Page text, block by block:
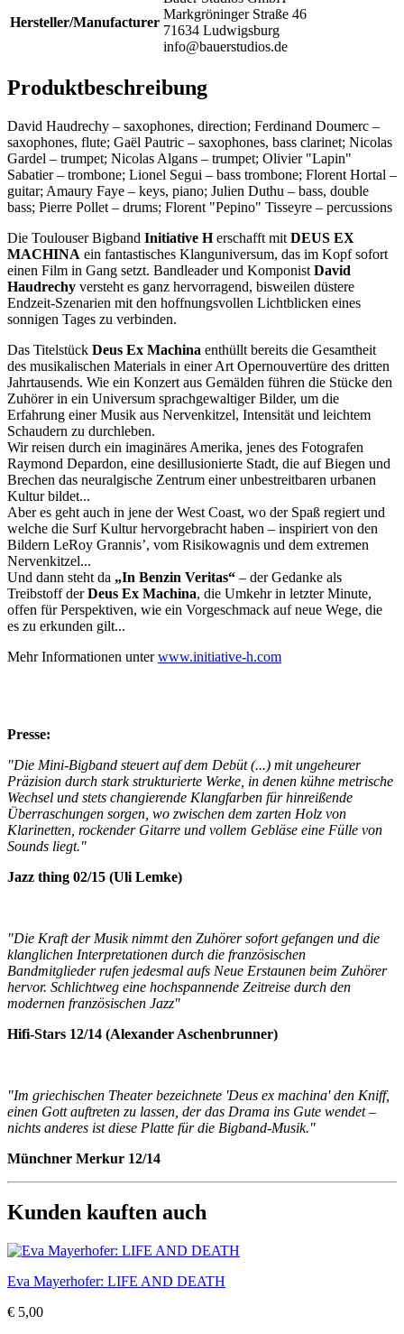
Hersteller/Manufacturer
Markgröninger Straße 46
71634 Ludwigsburg
info@bauerstudios.de
Produktbeschreibung
David Haudrechy – saxophones, direction; Ferdinand Doumerc –
saxophones, flute; Gaël Pautric – saxophones, bass clarinet; Nicolas
Gardel – trumpet; Nicolas Algans – trumpet; Olivier "Lapin"
Sabatier – trombone; Lionel Segui – bass trombone; Florent Hortal –
guitar; Amaury Faye – keys, piano; Julien Duthu – bass, double
bass; Pierre Pollet – drums; Florent "Pepino" Tisseyre – percussions
Die Toulouser Bigband Initiative Herschafft mit DEUS EX
MACHINA ein fantastisches Klanguniversum, das im Kopf sofort
einen Film in Gang setzt. Bandleader und Komponist David
Haudrechy versteht es ganz hervorragend, bisweilen düstere
Endzeit-Szenarien mit den hoffnungsvollen Lichtblicken eines
sonnigen Tages zu verbinden.
Das Titelstück Deus Ex Machina enthüllt bereits die Gesamtheit
des musikalischen Materials in einer Art Opernouvertüre des dritten
Jahrtausends. Wie ein Konzert aus Gemälden führen die Stücke den
Zuhörer in ein Universum sprachgewaltiger Bilder, um die
Erfahrung einer Musik aus Nervenkitzel, Intensität und leichtem
Schaudern zu durchleben.
Wir reisen durch ein imaginäres Amerika, jenes des Fotografen
Raymond Depardon, eine desillusionierte Stadt, die auf Biegen und
Brechen das neuralgische Zentrum einer unbestreitbaren urbanen
Kultur bildet...
Aber es geht auch in jene der West Coast, wo der Spaß regiert und
welche die Surf Kultur hervorgebracht haben – inspiriert von den
Bildern LeRoy Grannis’, vom Risikowagnis und dem extremen
Nervenkitzel...
Und dann steht da „In Benzin Veritas“ – der Gedanke als
Treibstoff derDeus Ex Machina, die Umkehr in letzter Minute,
offen für Perspektiven, wie ein Vorgeschmack auf neue Wege, die
es zu erkunden gilt...
Mehr Informationen unterwww.initiative-h.com
Presse:
"Die Mini-Bigband steuert auf dem Debüt (...) mit ungeheurer
Präzision durch stark strukturierte Werke, in denen kühne metrische
Wechsel und stets changierende Klangfarben für hinreißende
Überraschungen sorgen, wo zwischen dem zarten Holz von
Klarinetten, rockender Gitarre und vollem Gebläse eine Fülle von
Sounds liegt."
Jazz thing 02/15 (Uli Lemke)
"Die Kraft der Musik nimmt den Zuhörer sofort gefangen und die
klanglichen Interpretationen durch die französischen
Bandmitglieder rufen jedesmal aufs Neue Erstaunen beim Zuhörer
hervor. Schlichtweg eine hochspannende Zeitreise durch den
modernen französischen Jazz"
Hifi-Stars 12/14 (Alexander Aschenbrunner)
"Im griechischen Theater bezeichnete 'Deus ex machina' den Kniff,
einen Gott auftreten zu lassen, der das Drama ins Gute wendet –
nichts anderes ist diese Platte für die Bigband-Musik."
Münchner Merkur 12/14
Kunden kauften auch
Eva Mayerhofer: LIFE AND DEATH
€ 5,00